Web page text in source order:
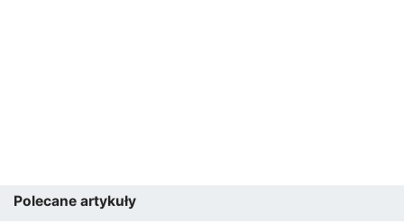
Polecane artykuły